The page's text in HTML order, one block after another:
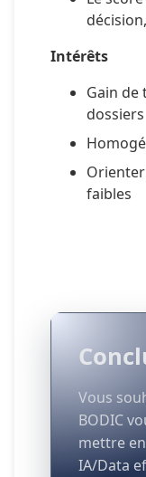
Intérêts
Gain
dossiers
faibles
Vous
BODIC
mettre
IA/Data